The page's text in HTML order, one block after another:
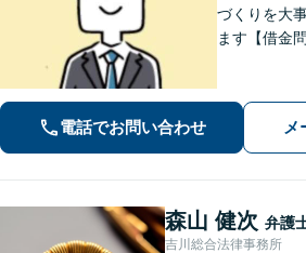
づくりを大
ます【借金
勤務経験を
立った的確
無料】
電話でお問い合わせ メ
森山 健次 弁護
吉川総合法律事務所